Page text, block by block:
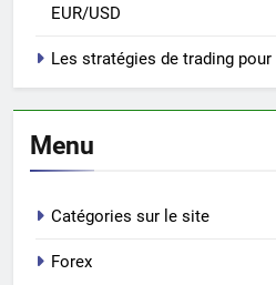
EUR/USD
Les stratégies de trading
Menu
Catégories sur le site
Forex